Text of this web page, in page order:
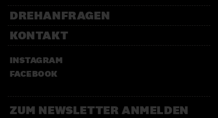
DREHANFRAGEN
KONTAKT
INSTAGRAM
FACEBOOK
ZUM NEWSLETTER ANMELDEN